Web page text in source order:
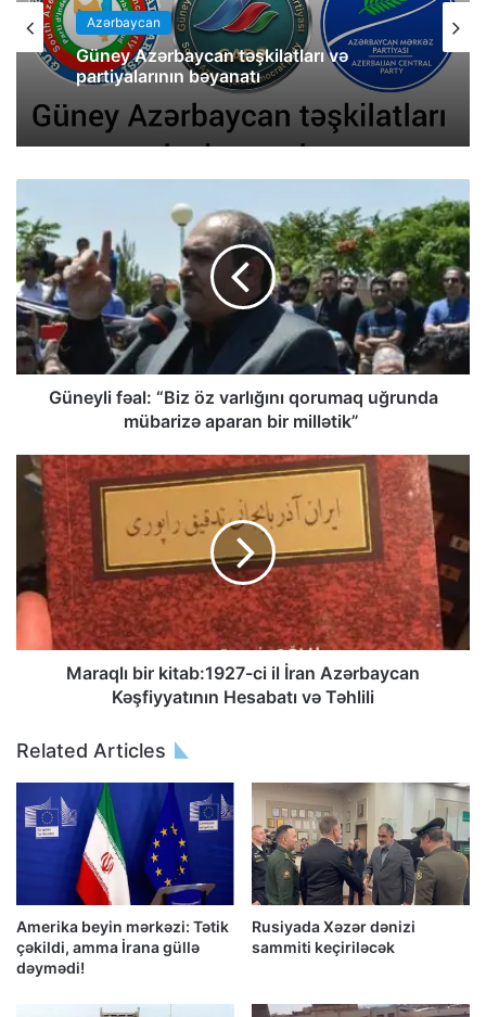
Azərbaycan
Güney Azərbaycan təşkilatları və
partiyalarının bəyanatı
Güneyli fəal: “Biz öz varlığını qorumaq uğrunda
mübarizə aparan bir millətik”
Maraqlı bir kitab:1927-ci il İran Azərbaycan
Kəşfiyyatının Hesabatı və Təhlili
Related Articles
Amerika beyin mərkəzi: Tətik
çəkildi, amma İrana güllə
dəymədi!
Rusiyada Xəzər dənizi
sammiti keçiriləcək